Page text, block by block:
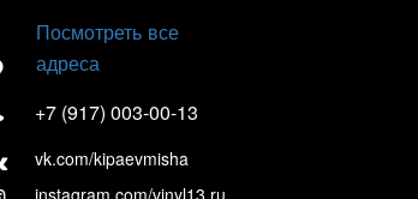
Посмотреть все
адреса
+7 (917) 003-00-13
vk.com/kipaevmisha
instagram.com/vinyl13.ru